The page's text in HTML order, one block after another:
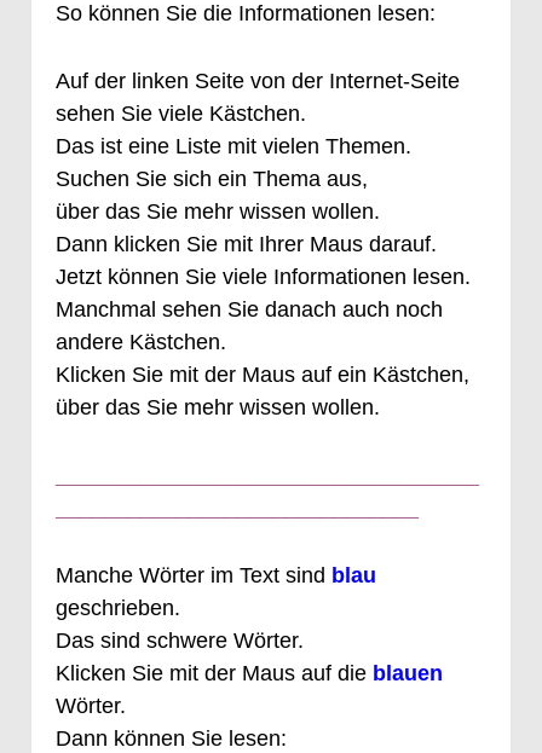
So können Sie die Informationen lesen:
Auf der linken Seite von der Internet-Seite
sehen Sie viele Kästchen.
Das ist eine Liste mit vielen Themen.
Suchen Sie sich ein Thema aus,
über das Sie mehr wissen wollen.
Dann klicken Sie mit Ihrer Maus darauf.
Jetzt können Sie viele Informationen lesen.
Manchmal sehen Sie danach auch noch
andere Kästchen.
Klicken Sie mit der Maus auf ein Kästchen,
über das Sie mehr wissen wollen.
Manche Wörter im Text sind blau
geschrieben.
Das sind schwere Wörter.
Klicken Sie mit der Maus auf die blauen
Wörter.
Dann können Sie lesen: